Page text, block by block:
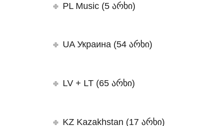
PL Music (5 არხი)
UA Украина (54 არხი)
LV + LT (65 არხი)
KZ Kazakhstan (17 არხი)